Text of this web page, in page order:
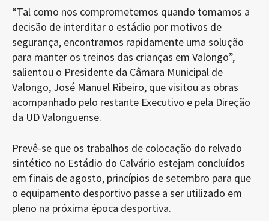
“Tal como nos comprometemos quando tomamos a
decisão de interditar o estádio por motivos de
segurança, encontramos rapidamente uma solução
para manter os treinos das crianças em Valongo”,
salientou o Presidente da Câmara Municipal de
Valongo, José Manuel Ribeiro, que visitou as obras
acompanhado pelo restante Executivo e pela Direção
da UD Valonguense.
Prevê-se que os trabalhos de colocação do relvado
sintético no Estádio do Calvário estejam concluídos
em finais de agosto, princípios de setembro para que
o equipamento desportivo passe a ser utilizado em
pleno na próxima época desportiva.